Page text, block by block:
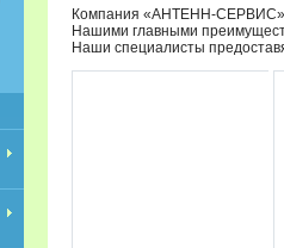
Компания «АНТЕНН-СЕРВИС»
Нашими главными
Наши специалисты